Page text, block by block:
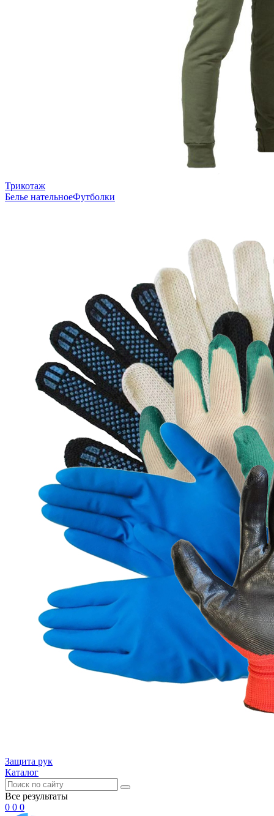
Трикотаж
Белье нательноеФутболки
Защита рук
Каталог
Все результаты
0 0 0